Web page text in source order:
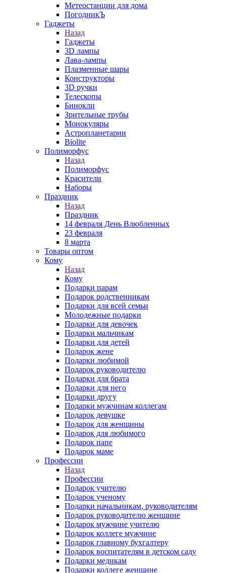
Метеостанции для дома
ПогодникЪ
Гаджеты
Назад
Гаджеты
3D лампы
Лава-лампы
Плазменные шары
Конструкторы
3D ручки
Телескопы
Бинокли
Зрительные трубы
Монокуляры
Астропланетарии
Biolite
Полиморфус
Назад
Полиморфус
Красители
Наборы
Праздник
Назад
Праздник
14 февраля День Влюбленных
23 февраля
8 марта
Товары оптом
Кому
Назад
Кому
Подарки парам
Подарок родственникам
Подарки для всей семьи
Молодежные подарки
Подарки для девочек
Подарки мальчикам
Подарки для детей
Подарок жене
Подарки любимой
Подарок руководителю
Подарки для брата
Подарки для него
Подарки другу
Подарки мужчинам коллегам
Подарок девушке
Подарок для женщины
Подарок для любимого
Подарок папе
Подарок маме
Профессии
Назад
Профессии
Подарок учителю
Подарок ученому
Подарки начальникам, руководителям
Подарок руководителю женщине
Подарок мужчине учителю
Подарок коллеге мужчине
Подарок главному бухгалтеру
Подарок воспитателям в детском саду
Подарки медикам
Подарки коллеге женщине